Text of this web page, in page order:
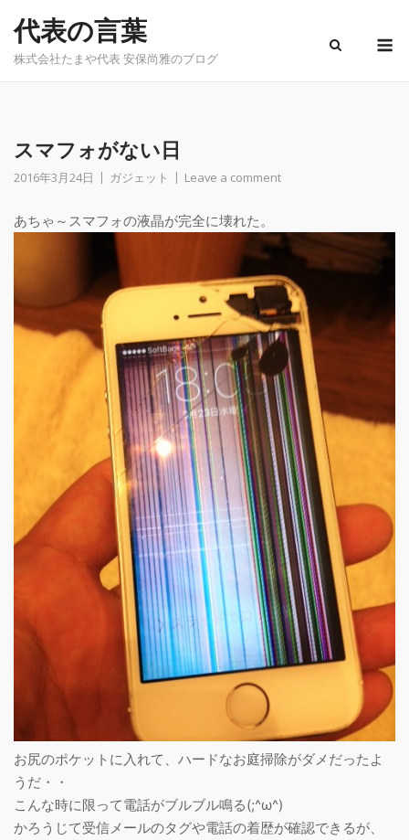
content
代表の言葉
株式会社たまや代表 安保尚雅のブログ
スマフォがない日
2016年3月24日 ガジェット Leave a comment
あちゃ～スマフォの液晶が完全に壊れた。
お尻のポケットに入れて、ハードなお庭掃除がダメだったよ
うだ・・
こんな時に限って電話がブルブル鳴る(;^ω^)
かろうじて受信メールのタグや電話の着歴が確認できるが、